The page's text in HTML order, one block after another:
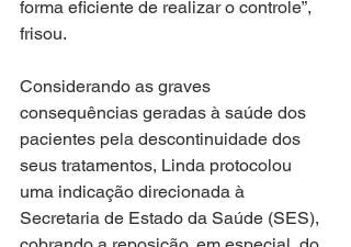
forma eficiente de realizar o controle”,
frisou.
Considerando as graves
consequências geradas à saúde dos
pacientes pela descontinuidade dos
seus tratamentos, Linda protocolou
uma indicação direcionada à
Secretaria de Estado da Saúde (SES),